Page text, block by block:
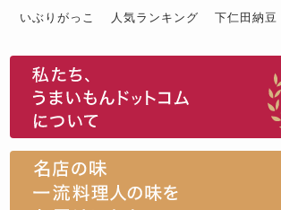
いぶりがっこ
人気ランキング 下仁田納豆